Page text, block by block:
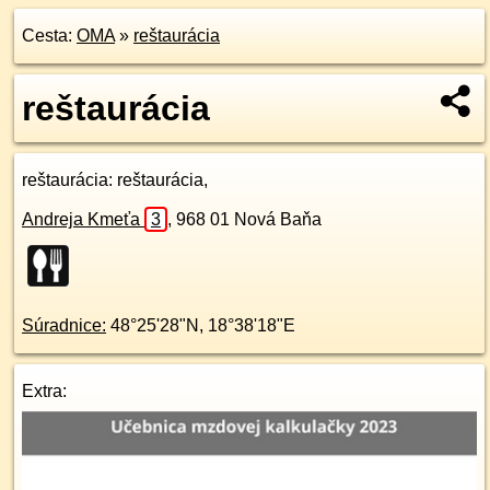
Cesta: OMA» reštaurácia
reštaurácia
reštaurácia: reštaurácia,
Andreja Kmeťa 3 , 968 01 Nová Baňa
Súradnice: 48°25'28"N , 18°38'18"E
Extra: